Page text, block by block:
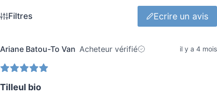
avis.Filtres Ecrire un avis
Ariane Batou-To Van Acheteur vérifié il y a 4 mois
Tilleul bio